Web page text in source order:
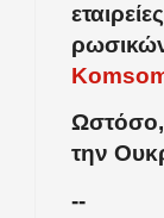
Ωστόσο,
την
--